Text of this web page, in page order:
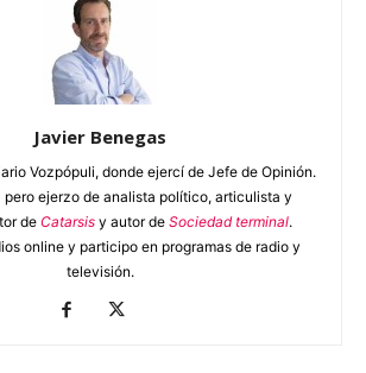
Javier Benegas
Vozpópuli, donde ejercí de Jefe de Opinión.
ejerzo de analista político, articulista y
de Catarsis y autor de Sociedad terminal.
online y participo en programas de radio y
televisión.